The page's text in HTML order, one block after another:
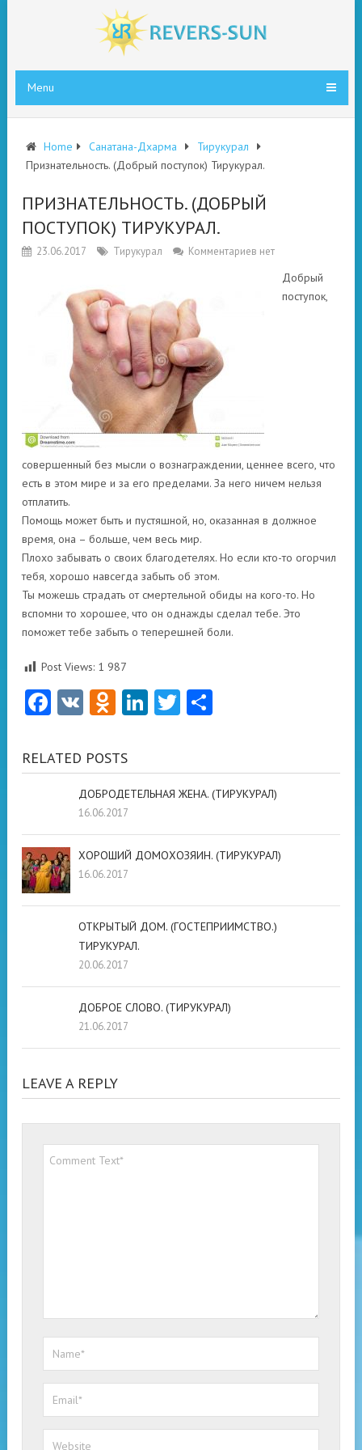
Menu
Home Санатана-Дхарма
Тирукурал
Признательность. (Добрый поступок) Тирукурал.
ПРИЗНАТЕЛЬНОСТЬ. (ДОБРЫЙ
ПОСТУПОК) ТИРУКУРАЛ.
23.06.2017 Тирукурал Комментариев нет
Добрый
поступок,
совершенный без мысли о вознаграждении, ценнее всего, что
есть в этом мире и за его пределами. За него ничем нельзя
отплатить.
Помощь может быть и пустяшной, но, оказанная в должное
время, она – больше, чем весь мир.
Плохо забывать о своих благодетелях. Но если кто-то огорчил
тебя, хорошо навсегда забыть об этом.
Ты можешь страдать от смертельной обиды на кого-то. Но
вспомни то хорошее, что он однажды сделал тебе. Это
поможет тебе забыть о теперешней боли.
Post Views: 1 987
Facebook
VK Odnoklassniki
LinkedIn
Twitter
RELATED POSTS
ДОБРОДЕТЕЛЬНАЯ ЖЕНА. (ТИРУКУРАЛ)
16.06.2017
ХОРОШИЙ ДОМОХОЗЯИН. (ТИРУКУРАЛ)
16.06.2017
ОТКРЫТЫЙ ДОМ. (ГОСТЕПРИИМСТВО.)
ТИРУКУРАЛ.
20.06.2017
ДОБРОЕ СЛОВО. (ТИРУКУРАЛ)
21.06.2017
LEAVE A REPLY